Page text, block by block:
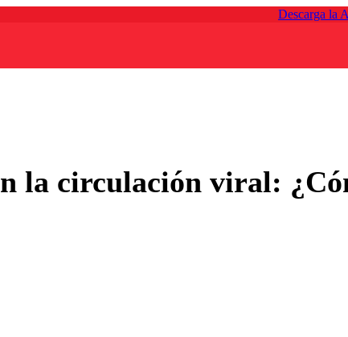
Descarga la
la circulación viral: